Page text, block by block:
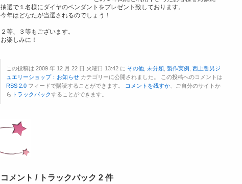
抽選で１名様にダイヤのペンダントをプレゼント致しております。
今年はどなたが当選されるのでしょう！
２等、３等もございます。
お楽しみに！
この投稿は 2009 年 12 月 22 日 火曜日 13:42 に その他 未分類 製作実例 西上哲男ジ
ュエリーショップ：お知らせ カテゴリーに公開されました。 この投稿へのコメントは
RSS 2.0 フィードで購読することができます。 コメントを残すか 、ご自分のサイトか
ら トラックバックすることができます。
コメント / トラックバック 2 件